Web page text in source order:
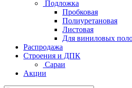
Подложка
Пробковая
Полиуретановая
Листовая
Для виниловых
Распродажа
Строения и ДПК
Сараи
Акции